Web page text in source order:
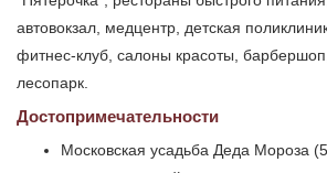
автовокзал, медцентр, детская
фитнес-клуб, салоны красоты,
лесопарк.
Достопримечательности
Московская усадьба Деда Мороза